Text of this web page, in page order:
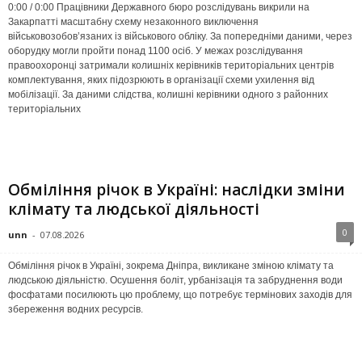
0:00 / 0:00 Працівники Державного бюро розслідувань викрили на
Закарпатті масштабну схему незаконного виключення
військовозобов’язаних із військового обліку. За попередніми даними, через
оборудку могли пройти понад 1100 осіб. У межах розслідування
правоохоронці затримали колишніх керівників територіальних центрів
комплектування, яких підозрюють в організації схеми ухилення від
мобілізації. За даними слідства, колишні керівники одного з районних
територіальних
Обміління річок в Україні: наслідки зміни
клімату та людської діяльності
unn - 07.08.2026 0
Обміління річок в Україні, зокрема Дніпра, викликане зміною клімату та
людською діяльністю. Осушення боліт, урбанізація та забруднення води
фосфатами посилюють цю проблему, що потребує термінових заходів для
збереження водних ресурсів.